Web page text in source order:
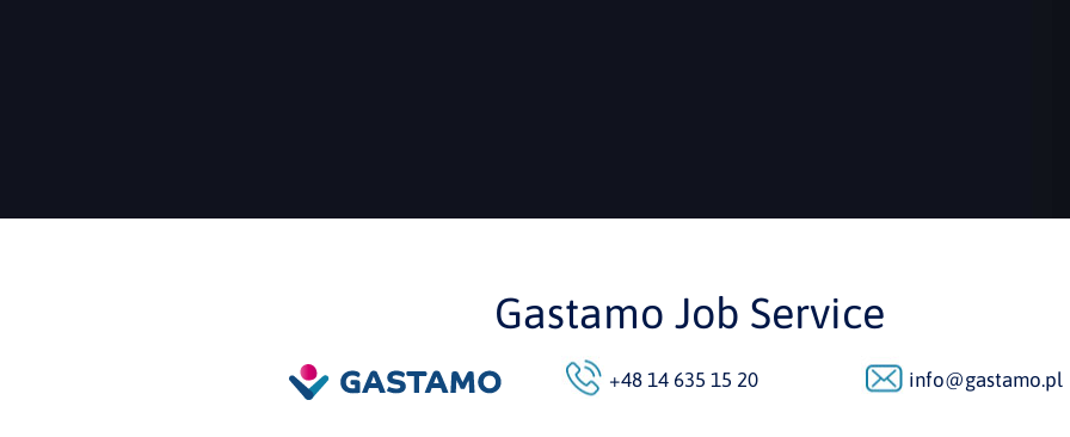
Gastamo Job Service
+48 14 635 15 20 info@gastamo.pl